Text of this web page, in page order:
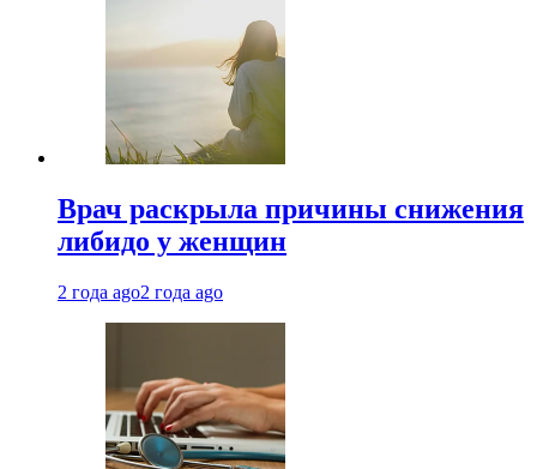
Врач раскрыла причины снижения
либидо у женщин
2 года ago2 года ago